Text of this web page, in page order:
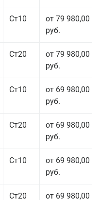
Ст10
от 79 980,00
руб.
Ст20
от 79 980,00
руб.
Ст10
от 69 980,00
руб.
Ст20
от 69 980,00
руб.
Ст10
от 69 980,00
руб.
Ст20
от 69 980,00